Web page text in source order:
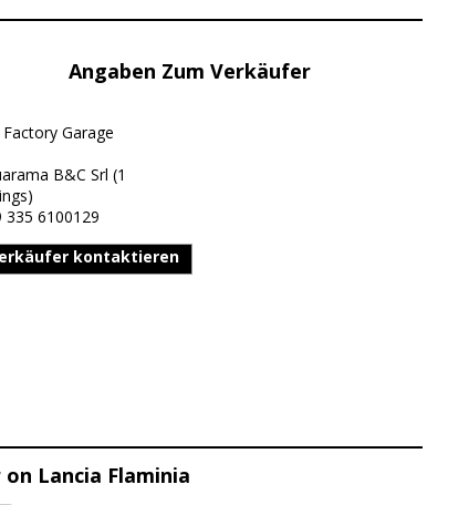
Angaben Zum Verkäufer
Garage
B&C Srl (1
335 6100129
kontaktieren
Lancia Flaminia